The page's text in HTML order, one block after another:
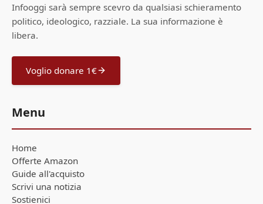
Infooggi sarà sempre scevro da qualsiasi schieramento
politico, ideologico, razziale. La sua informazione è
libera.
Voglio donare 1€
Menu
Home
Offerte Amazon
Guide all'acquisto
Scrivi una notizia
Sostienici